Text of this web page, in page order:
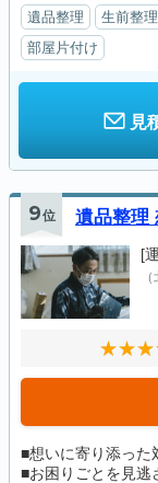
遺品整理 生前整理
部屋片付け
見
9位 遺品整理
[
■想いに寄り添った
■お困りごとを見逃